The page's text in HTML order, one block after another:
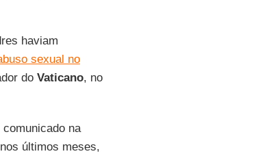
haviam
sexual no
do Vaticano, no
na
últimos meses,